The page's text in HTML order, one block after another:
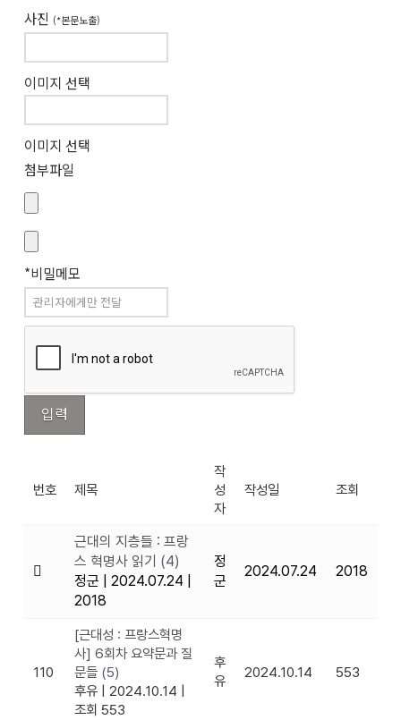
사진 (*본문노출)
이미지 선택
이미지 선택
첨부파일
*비밀메모
번호 제목
작
성
자
작성일 조회
근대의 지층들 : 프랑
스 혁명사 읽기 (4)
정군
2024.07.24
2018
정
군
2024.07.24 2018
110
[근대성 : 프랑스혁명
사] 6회차 요약문과 질
문들 (5)
후유
2024.10.14
조회 553
후
유
2024.10.14 553